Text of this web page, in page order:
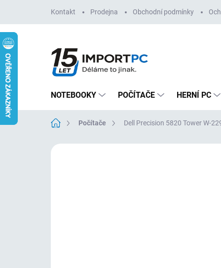
obsah
Kontakt Prodejna Obchodní podmínky
NOTEBOOKY POČÍTAČE HERNÍ PC
Domů Počítače Dell Precision 5820 Tower W-